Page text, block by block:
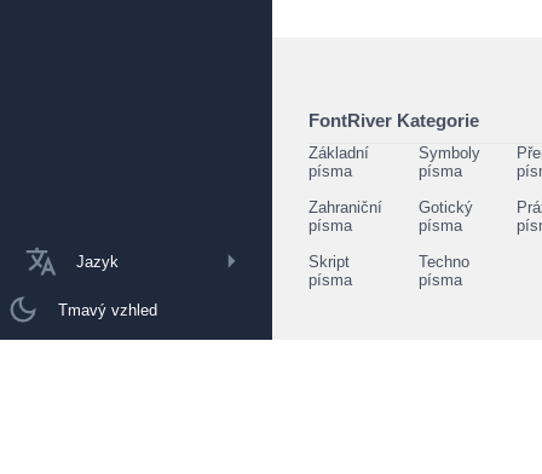
Jazyk
Tmavý vzhled
FontRiver Kategorie
Základní
písma
Symboly
písma
Zahraniční
písma
Gotický
písma
Skript
písma
Techno
písma